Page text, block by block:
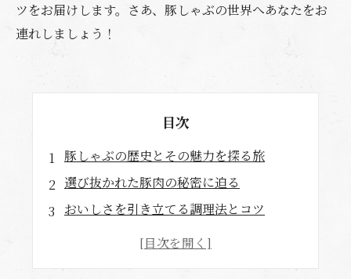
ツをお届けします。さあ、豚しゃぶの世界へあなたをお
連れしましょう！
目次
豚しゃぶの歴史とその魅力を探る旅
選び抜かれた豚肉の秘密に迫る
おいしさを引き立てる調理法とコツ
舌の上でとろける、極上の食体験